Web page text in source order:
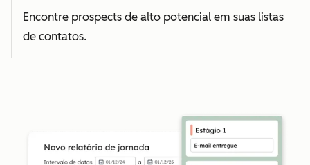
Encontre prospects de alto potencial em suas listas
de contatos.